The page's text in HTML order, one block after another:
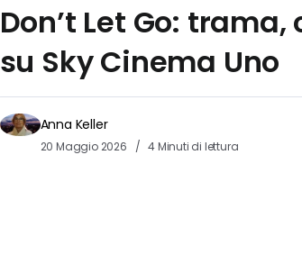
Don’t Let Go:
su Sky Cinema Uno
Anna Keller
20 Maggio 2026 4 Minuti di lettura